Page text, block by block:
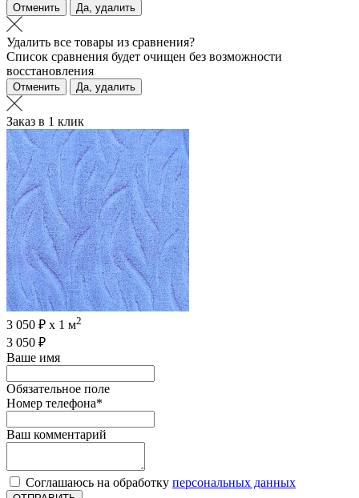
Отменить Да, удалить
Удалить все товары из сравнения?
Список сравнения будет очищен без возможности
восстановления
Отменить Да, удалить
Заказ в 1 клик
3 050 ₽ х 1 м2
3 050 ₽
Ваше имя
Обязательное поле
Номер телефона*
Ваш комментарий
Соглашаюсь на обработку персональных данных